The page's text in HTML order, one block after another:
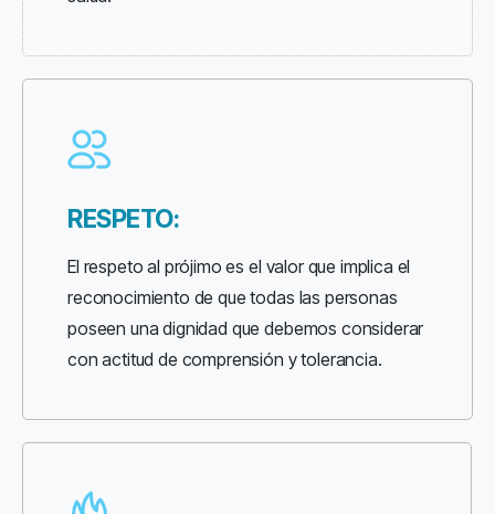
RESPETO:
El respeto al prójimo es el valor que implica el
reconocimiento de que todas las personas
poseen una dignidad que debemos considerar
con actitud de comprensión y tolerancia.